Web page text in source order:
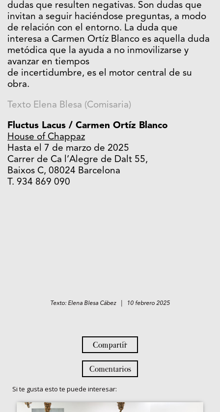
dudas que resulten negativas. Son dudas que
invitan a seguir haciéndose preguntas, a modo
de relación con el entorno. La duda que
interesa a Carmen Ortíz Blanco es aquella duda
metódica que la ayuda a no inmovilizarse y
avanzar en tiempos
de incertidumbre, es el motor central de su
obra.
Texto Elena Blesa (Comisaria)
Fluctus Lacus / Carmen Ortíz Blanco
House of Chappaz
Hasta el 7 de marzo de 2025
Carrer de Ca l’Alegre de Dalt 55,
Baixos C, 08024 Barcelona
T. 934 869 090
Texto: Elena Blesa Cábez | 10 febrero 2025
Compartir
Comentarios
Si te gusta esto te puede interesar: